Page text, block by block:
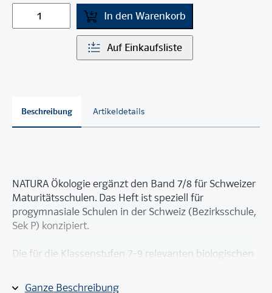
In den Warenkorb
Auf Einkaufsliste
Beschreibung Artikeldetails
Ganze Beschreibung
NATURA Ökologie ergänzt den Band 7/8 für Schweizer
Maturitätsschulen. Das Heft ist speziell für
progymnasiale Schulen in der Schweiz (Bezirksschule,
Sek P) konzipiert.
Die für die Klassenstufen 7–9 relevanten biologischen
NATURA verstehen und in Zusammenhänge